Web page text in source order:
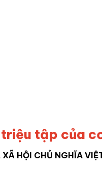
tập của
XÃ HỘI CHỦ NGHĨA